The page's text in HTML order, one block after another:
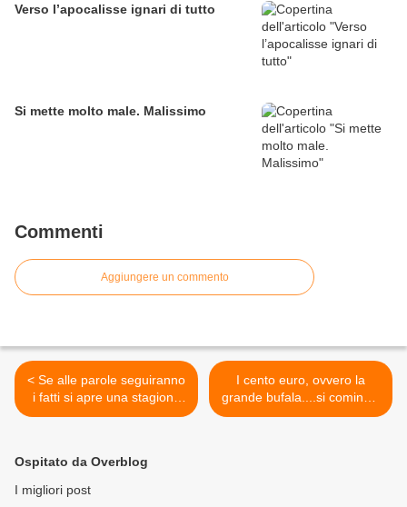
Verso l’apocalisse ignari di tutto
Si mette molto male. Malissimo
Commenti
Aggiungere un commento
< Se alle parole seguiranno
i fatti si apre una stagione
nuova
I cento euro, ovvero la
grande bufala....si comincia
bene >
Ospitato da Overblog
I migliori post